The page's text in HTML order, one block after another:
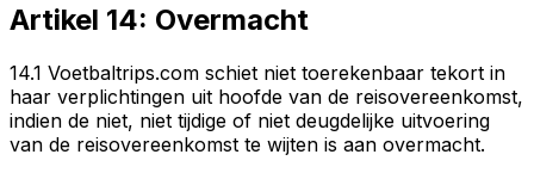
Artikel 14: Overmacht
14.1 Voetbaltrips.com schiet niet toerekenbaar tekort in
haar verplichtingen uit hoofde van de reisovereenkomst,
indien de niet, niet tijdige of niet deugdelijke uitvoering
van de reisovereenkomst te wijten is aan overmacht.